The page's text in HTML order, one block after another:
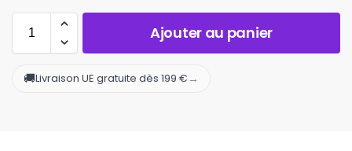
Ajouter au panier
🚚Livraison UE gratuite dès 199 € →